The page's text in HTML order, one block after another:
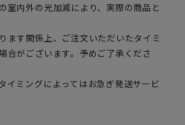
内外の光加減により、実際の商品と
す関係上、ご注文いただいたタイミ
合がございます。予めご了承くださ
ミングによってはお急ぎ発送サービ